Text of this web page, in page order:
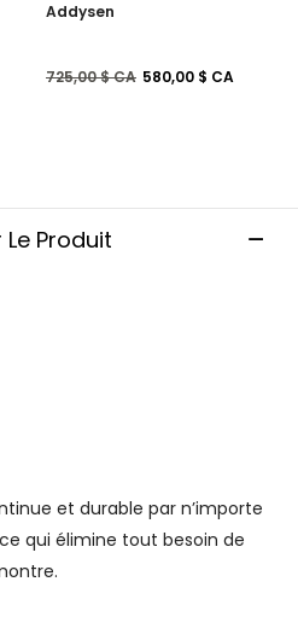
Addysen
Prix réduit de
725,00 $ CAà580,00 $ CA
Produit
et durable par n’importe
qui élimine tout besoin de